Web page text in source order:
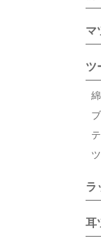
マ
ツ
ラ
耳